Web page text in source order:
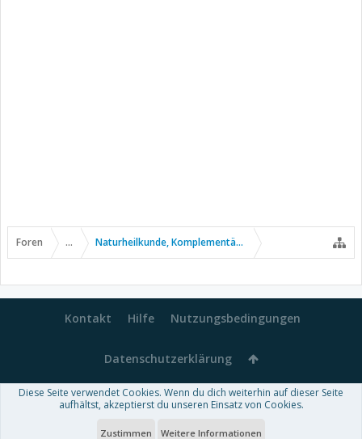
Foren ... Naturheilkunde, Komplementär- u. Alternativmedizin
Kontakt Hilfe Nutzungsbedingungen
Datenschutzerklärung
Forum software by XenForo™-Deutsch von xenDach
Theme designed byThemeHouse
Diese Seite verwendet Cookies. Wenn du dich weiterhin auf dieser Seite
aufhältst, akzeptierst du unseren Einsatz von Cookies.
Zustimmen Weitere Informationen